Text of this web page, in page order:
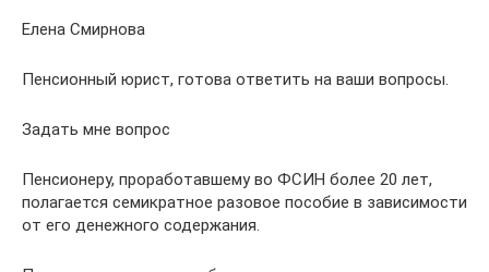
Елена Смирнова
Пенсионный юрист, готова ответить на ваши вопросы.
Задать мне вопрос
Пенсионеру, проработавшему во ФСИН более 20 лет,
полагается семикратное разовое пособие в зависимости
от его денежного содержания.